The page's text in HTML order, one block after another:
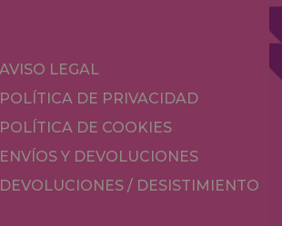
AVISO LEGAL
POLÍTICA DE PRIVACIDAD
POLÍTICA DE COOKIES
ENVÍOS Y DEVOLUCIONES
DEVOLUCIONES / DESISTIMIENTO